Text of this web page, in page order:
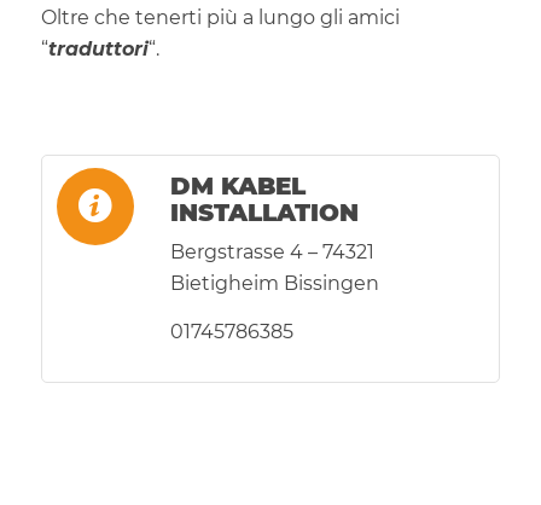
Oltre che tenerti più a lungo gli amici
“traduttori“.
DM KABEL
INSTALLATION
Bergstrasse 4 – 74321
Bietigheim Bissingen
01745786385